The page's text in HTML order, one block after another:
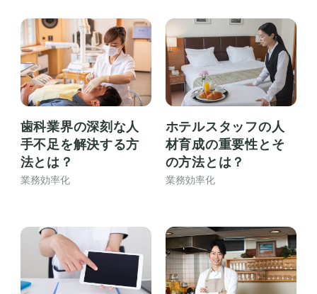
歯科業界の深刻な人
手不足を解決する方
法とは？
業務効率化
ホテルスタッフの人
材育成の重要性とそ
の方法とは？
業務効率化